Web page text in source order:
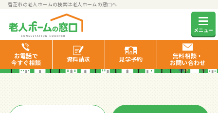
香芝市の老人ホームの検索は老人ホームの窓口へ
メニュー
お電話で
今すぐ相談
資料請求 見学予約
無料相談・
お問い合わせ
ホームケアー香芝